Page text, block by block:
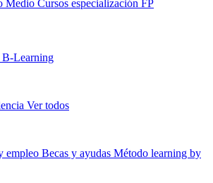
Medio Cursos especialización FP
B-Learning
Ver todos
empleo Becas y ayudas Método learning by